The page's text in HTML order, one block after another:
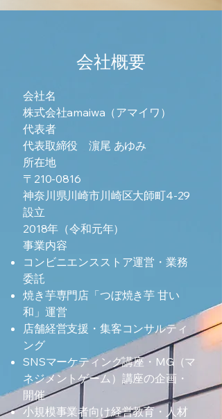
会社概要
会社名
株式会社amaiwa（アマイワ）
代表者
代表取締役 濵尾 あゆみ
所在地
〒210-0816
神奈川県川崎市川崎区大師町4-29
設立
2018年（令和元年）
事業内容
コンビニエンスストア運営・業務
委託
焼き芋専門店「つぼ焼き芋 甘い
和」運営
店舗経営支援・集客コンサルティ
ング
SNSマーケティング講座・MG（マ
ネジメントゲーム）講座の企画・
開催
小規模事業者向け経営教育・人材